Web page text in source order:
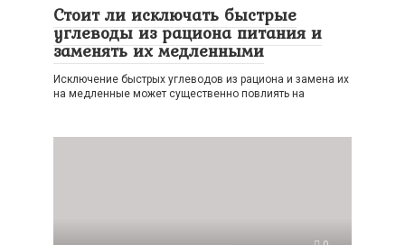
Стоит ли исключать быстрые
углеводы из рациона питания и
заменять их медленными
Исключение быстрых углеводов из рациона и замена их
на медленные может существенно повлиять на